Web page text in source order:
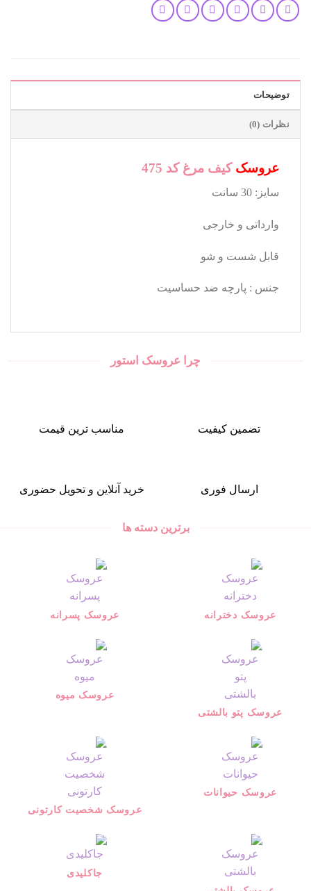
توضیحات
نظرات (0)
عروسک کیف مرغ کد 475
سایز: 30 سانت
وارداتی و خارجی
قابل شست و شو
جنس : پارچه ضد حساسیت
چرا عروسک استور
تضمین کیفیت مناسب ترین قیمت
ارسال فوری خرید آنلاین و تحویل حضوری
برترین دسته ها
عروسک دخترانه عروسک پسرانه
عروسک پتو بالشتی
عروسک میوه
عروسک حیوانات
عروسک شخصیت کارتونی
جاکلیدی